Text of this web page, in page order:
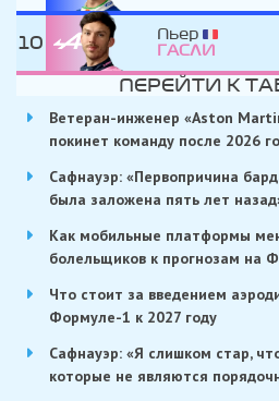
10
Пьер
ГАСЛИ
ПЕРЕЙТИ К
Ветеран-инженер «Aston
покинет команду после 2026
Сафнауэр: «Первопричина
была заложена пять лет
Как мобильные платформы
болельщиков к прогнозам на
Что стоит за введением
Формуле-1 к 2027 году
Сафнауэр: «Я слишком стар,
которые не являются